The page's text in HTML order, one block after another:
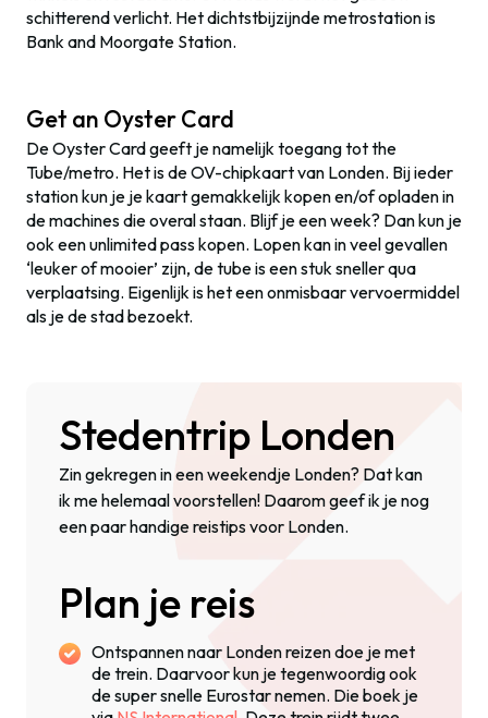
schitterend verlicht. Het dichtstbijzijnde metrostation is
Bank and Moorgate Station.
Get an Oyster Card
De Oyster Card geeft je namelijk toegang tot the
Tube/metro. Het is de OV-chipkaart van Londen. Bij ieder
station kun je je kaart gemakkelijk kopen en/of opladen in
de machines die overal staan. Blijf je een week? Dan kun je
ook een unlimited pass kopen. Lopen kan in veel gevallen
‘leuker of mooier’ zijn, de tube is een stuk sneller qua
verplaatsing. Eigenlijk is het een onmisbaar vervoermiddel
als je de stad bezoekt.
Stedentrip Londen
Zin gekregen in een weekendje Londen? Dat kan
ik me helemaal voorstellen! Daarom geef ik je nog
een paar handige reistips voor Londen.
Plan je reis
Ontspannen naar Londen reizen doe je met
de trein. Daarvoor kun je tegenwoordig ook
de super snelle Eurostar nemen. Die boek je